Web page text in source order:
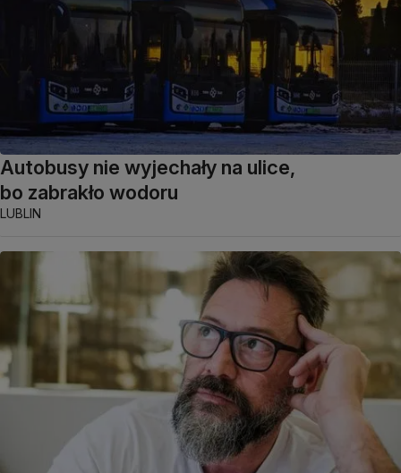
Autobusy nie wyjechały na ulice,
bo zabrakło wodoru
LUBLIN